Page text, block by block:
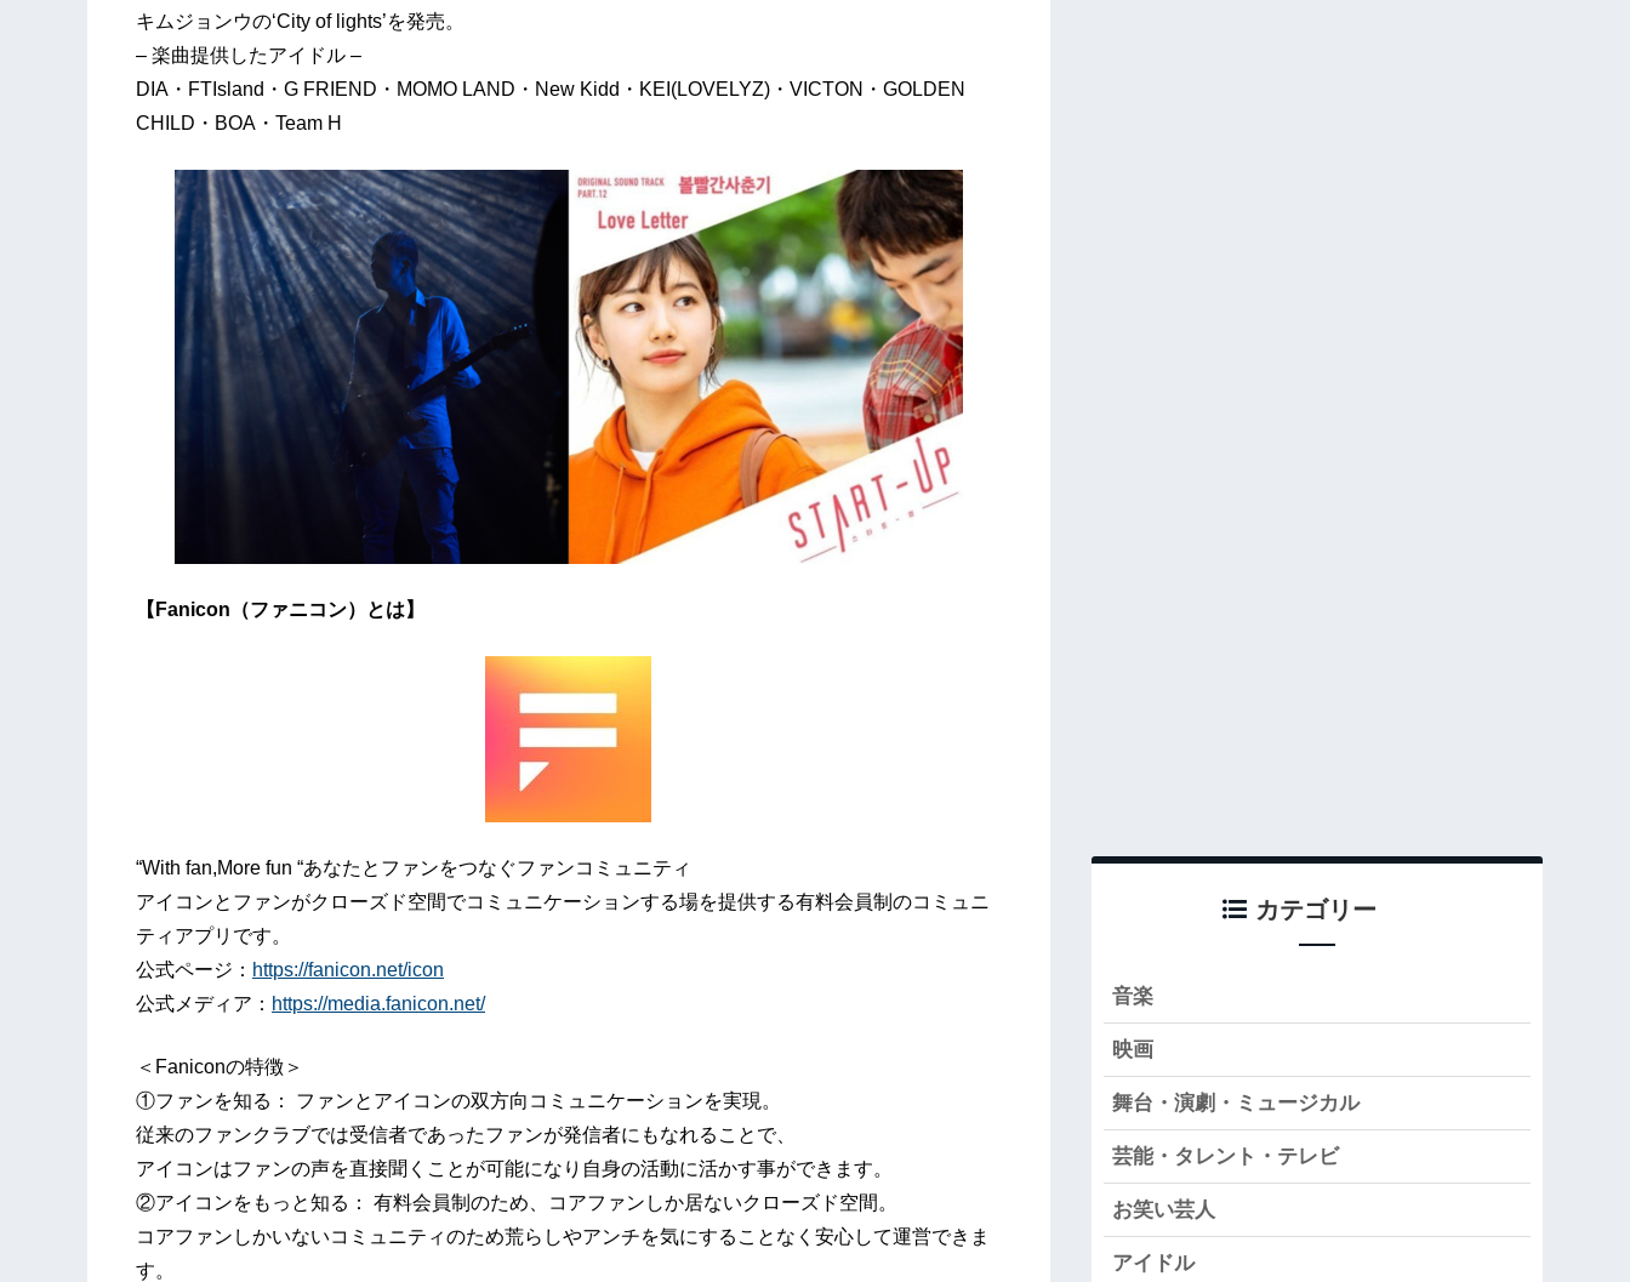
キムジョンウの‘City of lights’を発売。
– 楽曲提供したアイドル –
DIA・FTIsland・G FRIEND・MOMO LAND・New Kidd・KEI(LOVELYZ)・VICTON・GOLDEN
CHILD・BOA・Team H
【Fanicon（ファニコン）とは】
“With fan,More fun “あなたとファンをつなぐファンコミュニティ
アイコンとファンがクローズド空間でコミュニケーションする場を提供する有料会員制のコミュニ
ティアプリです。
公式ページ： https://fanicon.net/icon
公式メディア： https://media.fanicon.net/
＜Faniconの特徴＞
①ファンを知る： ファンとアイコンの双方向コミュニケーションを実現。
従来のファンクラブでは受信者であったファンが発信者にもなれることで、
アイコンはファンの声を直接聞くことが可能になり自身の活動に活かす事ができます。
②アイコンをもっと知る： 有料会員制のため、コアファンしか居ないクローズド空間。
コアファンしかいないコミュニティのため荒らしやアンチを気にすることなく安心して運営できま
す。
カテゴリー
音楽
映画
舞台・演劇・ミュージカル
芸能・タレント・テレビ
お笑い芸人
アイドル